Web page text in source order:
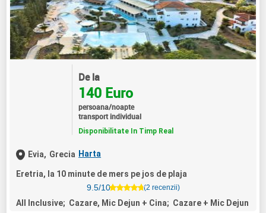
De la
140 Euro
persoana/noapte
transport individual
Disponibilitate In Timp Real
Evia, Grecia Harta
Eretria, la 10 minute de mers pe jos de plaja
9.5/10
(2 recenzii)
All Inclusive; Cazare, Mic Dejun + Cina; Cazare + Mic Dejun